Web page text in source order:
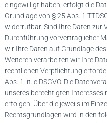
eingewilligt haben, erfolgt die
Grundlage von § 25 Abs. 1
widerrufbar. Sind Ihre Daten zur
Durchführung vorvertraglicher
wir Ihre Daten auf Grundlage des
Weiteren verarbeiten wir Ihre
rechtlichen Verpflichtung
Abs. 1 lit. c DSGVO. Die
unseres berechtigten Interesses
erfolgen. Über die jeweils im
Rechtsgrundlagen wird in den